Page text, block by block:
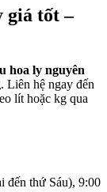
giá tốt –
hoa ly nguyên
Liên hệ ngay đến
lít hoặc kg qua
đến thứ Sáu), 9:00